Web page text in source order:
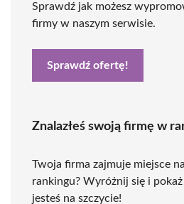
Sprawdź jak możesz
firmy w naszym serwisie.
Sprawdź ofertę!
Znalazłeś swoją firmę w
Twoja firma zajmuje miejsce
rankingu? Wyróżnij się i
jesteś na szczycie!